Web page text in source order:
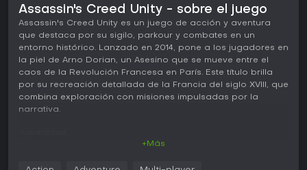
Assassin's Creed Unity - sobre el juego
Assassin's Creed Unity es un juego de acción y aventura
que destaca por su sigilo, parkour y combates en un
entorno histórico. Lanzado en 2014, pone a los jugadores en
la piel de Arno Dorian, un Asesino que se mueve entre el
caos de la Revolución Francesa en París. Este título brilla
por su recreación detallada de la Francia del siglo XVIII, que
combina exploración con misiones impulsadas por la
narrativa.
+Más